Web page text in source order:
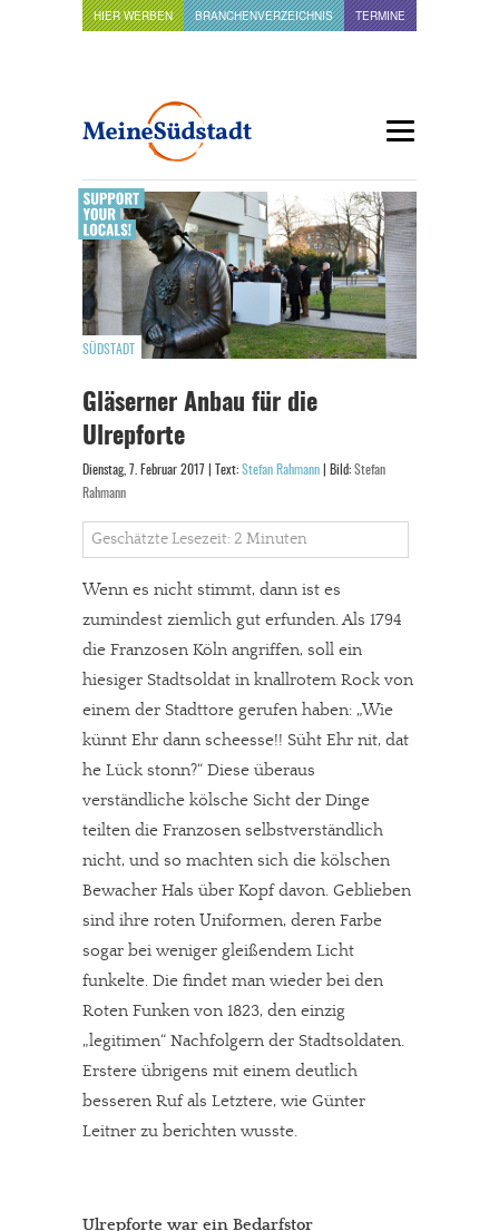
HIER WERBEN BRANCHENVERZEICHNIS TERMINE
SÜDSTADT
Gläserner Anbau für die
Ulrepforte
Dienstag, 7. Februar 2017 | Text: Stefan Rahmann | Bild: Stefan
Rahmann
Geschätzte Lesezeit: 2 Minuten
Wenn es nicht stimmt, dann ist es
zumindest ziemlich gut erfunden. Als 1794
die Franzosen Köln angriffen, soll ein
hiesiger Stadtsoldat in knallrotem Rock von
einem der Stadttore gerufen haben: „Wie
künnt Ehr dann scheesse!! Süht Ehr nit, dat
he Lück stonn?“ Diese überaus
verständliche kölsche Sicht der Dinge
teilten die Franzosen selbstverständlich
nicht, und so machten sich die kölschen
Bewacher Hals über Kopf davon. Geblieben
sind ihre roten Uniformen, deren Farbe
sogar bei weniger gleißendem Licht
funkelte. Die findet man wieder bei den
Roten Funken von 1823, den einzig
„legitimen“ Nachfolgern der Stadtsoldaten.
Erstere übrigens mit einem deutlich
besseren Ruf als Letztere, wie Günter
Leitner zu berichten wusste.
Ulrepforte war ein Bedarfstor